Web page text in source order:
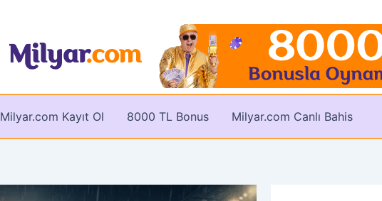
Milyar.com Kayıt Ol 8000 TL Bonus Milyar.com Canlı Bahis